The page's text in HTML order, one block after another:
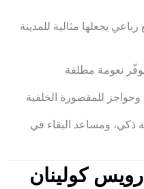
يجعلها مثالية للمدينة
نعومة مطلقة
للمقصورة الخلفية
ذكي، ومساعد البقاء في
رويس كولينان